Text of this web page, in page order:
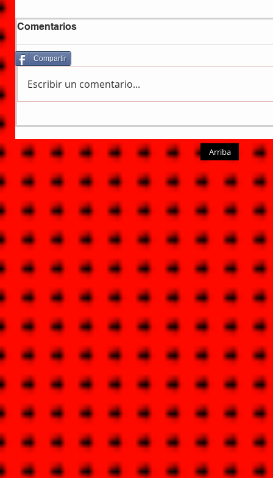
Comentarios
Escribir un comentario...
Arriba
Compartir